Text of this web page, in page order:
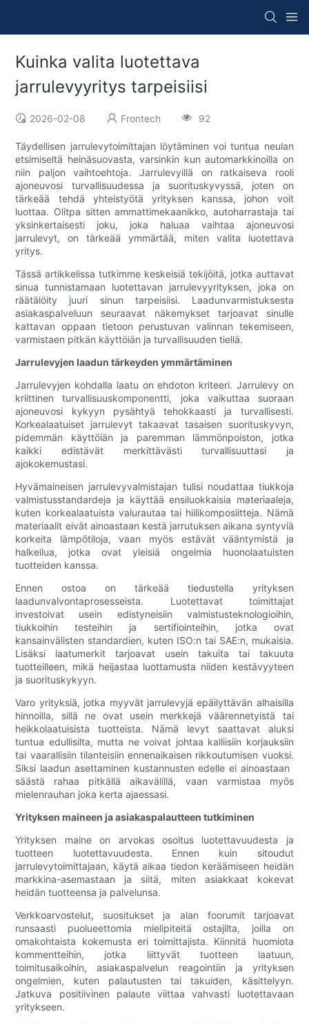
Kuinka valita luotettava
jarrulevyyritys tarpeisiisi
2026-02-08 Frontech 92
Täydellisen jarrulevytoimittajan löytäminen voi tuntua neulan
etsimiseltä heinäsuovasta, varsinkin kun automarkkinoilla on
niin paljon vaihtoehtoja. Jarrulevyillä on ratkaiseva rooli
ajoneuvosi turvallisuudessa ja suorituskyvyssä, joten on
tärkeää tehdä yhteistyötä yrityksen kanssa, johon voit
luottaa. Olitpa sitten ammattimekaanikko, autoharrastaja tai
yksinkertaisesti joku, joka haluaa vaihtaa ajoneuvosi
jarrulevyt, on tärkeää ymmärtää, miten valita luotettava
yritys.
Tässä artikkelissa tutkimme keskeisiä tekijöitä, jotka auttavat
sinua tunnistamaan luotettavan jarrulevyyrityksen, joka on
räätälöity juuri sinun tarpeisiisi. Laadunvarmistuksesta
asiakaspalveluun seuraavat näkemykset tarjoavat sinulle
kattavan oppaan tietoon perustuvan valinnan tekemiseen,
varmistaen pitkän käyttöiän ja turvallisuuden tiellä.
Jarrulevyjen laadun tärkeyden ymmärtäminen
Jarrulevyjen kohdalla laatu on ehdoton kriteeri. Jarrulevy on
kriittinen turvallisuuskomponentti, joka vaikuttaa suoraan
ajoneuvosi kykyyn pysähtyä tehokkaasti ja turvallisesti.
Korkealaatuiset jarrulevyt takaavat tasaisen suorituskyvyn,
pidemmän käyttöiän ja paremman lämmönpoiston, jotka
kaikki edistävät merkittävästi turvallisuuttasi ja
ajokokemustasi.
Hyvämaineisen jarrulevyvalmistajan tulisi noudattaa tiukkoja
valmistusstandardeja ja käyttää ensiluokkaisia ​​materiaaleja,
kuten korkealaatuista valurautaa tai hiilikomposiitteja. Nämä
materiaalit eivät ainoastaan ​​kestä jarrutuksen aikana syntyviä
korkeita lämpötiloja, vaan myös estävät vääntymistä ja
halkeilua, jotka ovat yleisiä ongelmia huonolaatuisten
tuotteiden kanssa.
Ennen ostoa on tärkeää tiedustella yrityksen
laadunvalvontaprosesseista. Luotettavat toimittajat
investoivat usein edistyneisiin valmistusteknologioihin,
tiukkoihin testeihin ja sertifiointeihin, jotka ovat
kansainvälisten standardien, kuten ISO:n tai SAE:n, mukaisia.
Lisäksi laatumerkit tarjoavat usein takuita tai takuuta
tuotteilleen, mikä heijastaa luottamusta niiden kestävyyteen
ja suorituskykyyn.
Varo yrityksiä, jotka myyvät jarrulevyjä epäilyttävän alhaisilla
hinnoilla, sillä ne ovat usein merkkejä väärennetyistä tai
heikkolaatuisista tuotteista. Nämä levyt saattavat aluksi
tuntua edullisilta, mutta ne voivat johtaa kalliisiin korjauksiin
tai vaarallisiin tilanteisiin ennenaikaisen rikkoutumisen vuoksi.
Siksi laadun asettaminen kustannusten edelle ei ainoastaan ​​
säästä rahaa pitkällä aikavälillä, vaan varmistaa myös
mielenrauhan joka kerta ajaessasi.
Yrityksen maineen ja asiakaspalautteen tutkiminen
Yrityksen maine on arvokas osoitus luotettavuudesta ja
tuotteen luotettavuudesta. Ennen kuin sitoudut
jarrulevytoimittajaan, käytä aikaa tiedon keräämiseen heidän
markkina-asemastaan ​​ja siitä, miten asiakkaat kokevat
heidän tuotteensa ja palvelunsa.
Verkkoarvostelut, suositukset ja alan foorumit tarjoavat
runsaasti puolueettomia mielipiteitä ostajilta, joilla on
omakohtaista kokemusta eri toimittajista. Kiinnitä huomiota
kommentteihin, jotka liittyvät tuotteen laatuun,
toimitusaikoihin, asiakaspalvelun reagointiin ja yrityksen
ongelmien, kuten palautusten tai takuiden, käsittelyyn.
Jatkuva positiivinen palaute viittaa vahvasti luotettavaan
yritykseen.